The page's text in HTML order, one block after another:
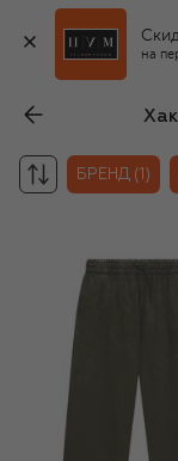
на
БРЕНД (1)